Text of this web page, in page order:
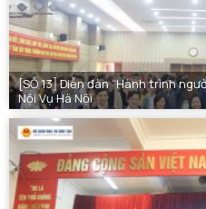
[SỐ 13] Diễn đàn “Hành trình
Nội Vụ Hà Nội